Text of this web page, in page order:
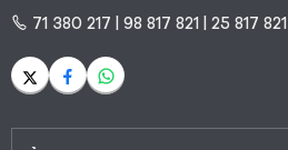
71 380 217 | 98 817 821 | 25 817 821